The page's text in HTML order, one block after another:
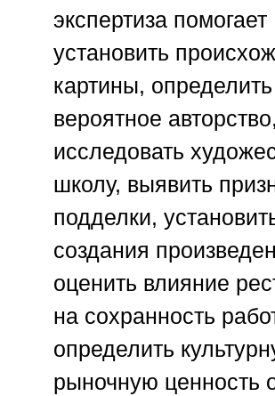
экспертиза помогает
установить
картины, определить
вероятное авторство,
исследовать
школу, выявить
подделки,
создания
оценить влияние
на сохранность
определить
рыночную ценность